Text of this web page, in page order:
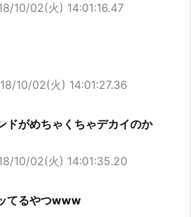
10/02(火) 14:01:16.47
10/02(火) 14:01:27.36
ドがめちゃくちゃデカイのか
10/02(火) 14:01:35.20
てるやつwww